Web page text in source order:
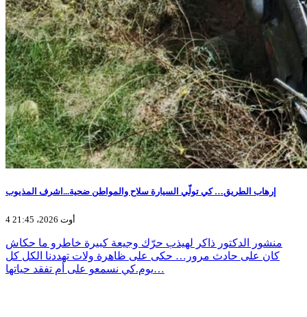
إرهاب الطريق… كي تولّي السيارة سلاح والمواطن ضحية...اشرف المذيوب
4 أوت 2026، 21:45
منشور الدكتور ذاكر لهيذب حرّك وجيعة كبيرة خاطرو ما حكاش
كان على حادث مرور… حكى على ظاهرة ولات تهددنا الكل كل
يوم.كي نسمعو على أم تفقد حياتها…